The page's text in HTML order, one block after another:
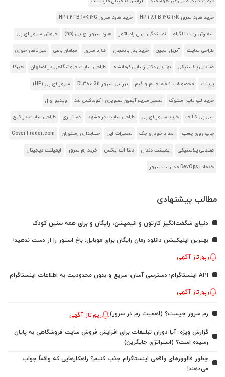
خرید هارد سرور HP 1.8TB 12G 10K خرید هارد سرور HP 1.2TB 10K 12G
سفارش ربات تلگرام نمایندگی ایران رادیاتور هارد سرور اچ پی (hp) فروش سرور اچ پی
طراحی سایت آنریل انجین خرید بذر بادمجان هارد سرور مبلمان باغی میز ناهار خوری
صندلی پلاستیکی بهترین دکتر زیبایی کرمانشاه طراحی سایت فروشگاهی در اصفهان هیرکا
پرینت محصولات انیمه، فیلم و گیم بررسی سرور DL380 G11 سرور اچ پی (HP)
خرید لپ تاپ استوک تعمیر سریع آیفون تصویری | کوماکس لند ویدیو وال
سی پی کالاف خرید سرور اچ پی طراحی سایت در مشهد دستیاری طراحی سایت در کرج
چاپ روی چسب امداد خودرو جک تعمیرات اپل حسابداری رستوران CoverTrader.com
صندلی پلاستیکی ایمپلنت دندان دلتا اف ایکس خرید رم سرور ایمپلنت دیجیتال
خدمات DevOps مدیریت سرور
مطالب پیشنهادی
دنیای شگفت‌انگیز کارتون و انیمیشن، رایگان و برای همه سنین کودک
بهترین اپلیکیشن دانلود رمان رایگان برای موبایل؛ باغ استور را از دست ندهید!
رپورتاژ آگهی
API اینستاگرام؛ دسترسی آسان، سریع و بدون محدودیت به اطلاعات اینستاگرام
رپورتاژ آگهی
رم سرور چیست؟ (اهمیت رم در سرور) رپورتاژ آگهی
گزارش ویژه: آیا دوران تبلیغات برای افزایش فروش سایت فروشگاهی به پایان
رسیده است؟ (استراتژی جایگزین)
چطور فالوورهای واقعی اینستاگرام جذب کنیم؟ راهکارهایی که واقعاً جواب
می‌دهند!